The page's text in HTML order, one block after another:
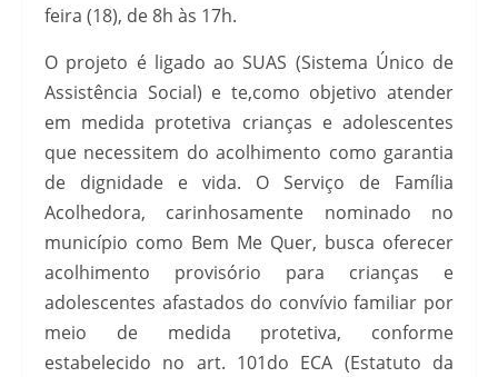
feira (18), de 8h às 17h.
O projeto é ligado ao SUAS (Sistema Único de
Assistência Social) e te,como objetivo atender
em medida protetiva crianças e adolescentes
que necessitem do acolhimento como garantia
de dignidade e vida. O Serviço de Família
Acolhedora, carinhosamente nominado no
município como Bem Me Quer, busca oferecer
acolhimento provisório para crianças e
adolescentes afastados do convívio familiar por
meio de medida protetiva, conforme
estabelecido no art. 101do ECA (Estatuto da